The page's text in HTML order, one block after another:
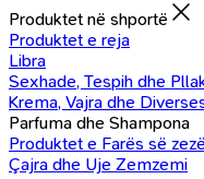
Produktet në shportë
Produktet e reja
Libra
Sexhade, Tespih dhe
Krema, Vajra dhe
Parfuma dhe Shampona
Produktet e Farës së zezë
Çajra dhe Uje Zemzemi